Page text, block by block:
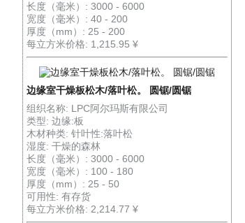
长度（毫米）: 3000 - 6000
宽度（毫米）: 40 - 200
厚度（mm）: 25 - 200
每立方米价格: 1,215.95 ¥
边缘室干燥板松木/落叶松。 圆锯/圆锯
组织名称: LPC阿尔玛斯有限公司
类型: 边缘:板
木材种类: 针叶性:落叶松
湿度: 干燥的森林
长度（毫米）: 3000 - 6000
宽度（毫米）: 100 - 180
厚度（mm）: 25 - 50
可用性: 有存货
每立方米价格: 2,214.77 ¥